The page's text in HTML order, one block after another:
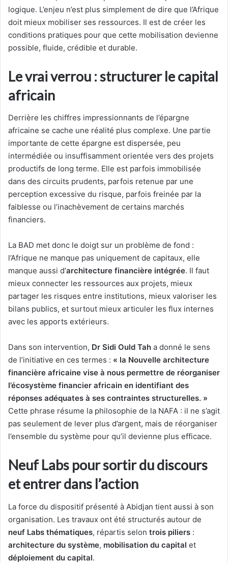
logique. L’enjeu n’est plus simplement de dire que l’Afrique
doit mieux mobiliser ses ressources. Il est de créer les
conditions pratiques pour que cette mobilisation devienne
possible, fluide, crédible et durable.
Le vrai verrou : structurer le capital
africain
Derrière les chiffres impressionnants de l’épargne
africaine se cache une réalité plus complexe. Une partie
importante de cette épargne est dispersée, peu
intermédiée ou insuffisamment orientée vers des projets
productifs de long terme. Elle est parfois immobilisée
dans des circuits prudents, parfois retenue par une
perception excessive du risque, parfois freinée par la
faiblesse ou l’inachèvement de certains marchés
financiers.
La BAD met donc le doigt sur un problème de fond :
l’Afrique ne manque pas uniquement de capitaux, elle
manque aussi d’architecture financière intégrée. Il faut
mieux connecter les ressources aux projets, mieux
partager les risques entre institutions, mieux valoriser les
bilans publics, et surtout mieux articuler les flux internes
avec les apports extérieurs.
Dans son intervention, Dr Sidi Ould Tah a donné le sens
de l’initiative en ces termes : « la Nouvelle architecture
financière africaine vise à nous permettre de réorganiser
l’écosystème financier africain en identifiant des
réponses adéquates à ses contraintes structurelles. »
Cette phrase résume la philosophie de la NAFA : il ne s’agit
pas seulement de lever plus d’argent, mais de réorganiser
l’ensemble du système pour qu’il devienne plus efficace.
Neuf Labs pour sortir du discours
et entrer dans l’action
La force du dispositif présenté à Abidjan tient aussi à son
organisation. Les travaux ont été structurés autour de
neuf Labs thématiques, répartis selon trois piliers :
architecture du système, mobilisation du capital et
déploiement du capital.